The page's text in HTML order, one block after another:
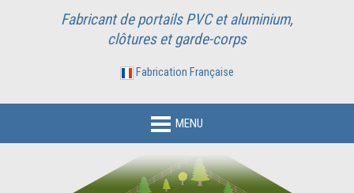
Fabricant de portails PVC et aluminium,
clôtures et garde-corps
Fabrication Française
MENU